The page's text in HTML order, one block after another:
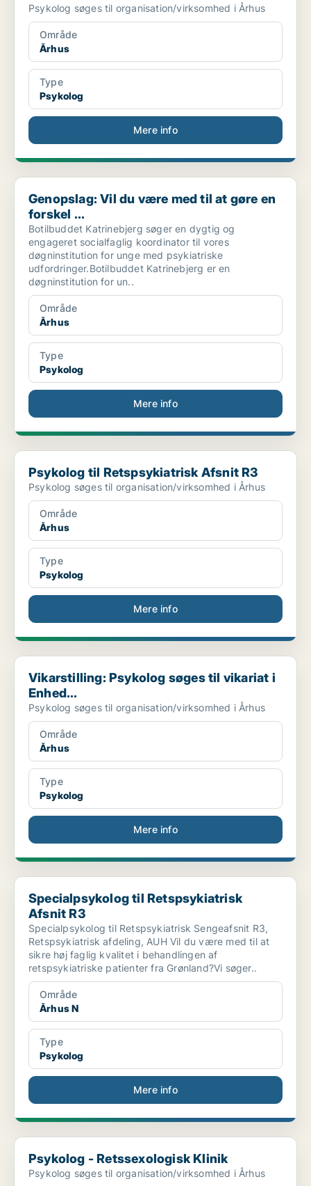
Psykolog søges til organisation/virksomhed i Århus
Område
Århus
Type
Psykolog
Mere info
Genopslag: Vil du være med til at gøre en forskel ...
Genopslag: Vil du være med til at gøre en
forskel ...
Botilbuddet Katrinebjerg søger en dygtig og
engageret socialfaglig koordinator til vores
døgninstitution for unge med psykiatriske
udfordringer.Botilbuddet Katrinebjerg er en
døgninstitution for un..
Område
Århus
Type
Psykolog
Mere info
Psykolog til Retspsykiatrisk Afsnit R3
Psykolog til Retspsykiatrisk Afsnit R3
Psykolog søges til organisation/virksomhed i Århus
Område
Århus
Type
Psykolog
Mere info
Vikarstilling: Psykolog søges til vikariat i Enhed...
Vikarstilling: Psykolog søges til vikariat i
Enhed...
Psykolog søges til organisation/virksomhed i Århus
Område
Århus
Type
Psykolog
Mere info
Specialpsykolog til Retspsykiatrisk Afsnit R3
Specialpsykolog til Retspsykiatrisk
Afsnit R3
Specialpsykolog til Retspsykiatrisk Sengeafsnit R3,
Retspsykiatrisk afdeling, AUH Vil du være med til at
sikre høj faglig kvalitet i behandlingen af
retspsykiatriske patienter fra Grønland?Vi søger..
Område
Århus N
Type
Psykolog
Mere info
Psykolog - Retssexologisk Klinik
Psykolog - Retssexologisk Klinik
Psykolog søges til organisation/virksomhed i Århus